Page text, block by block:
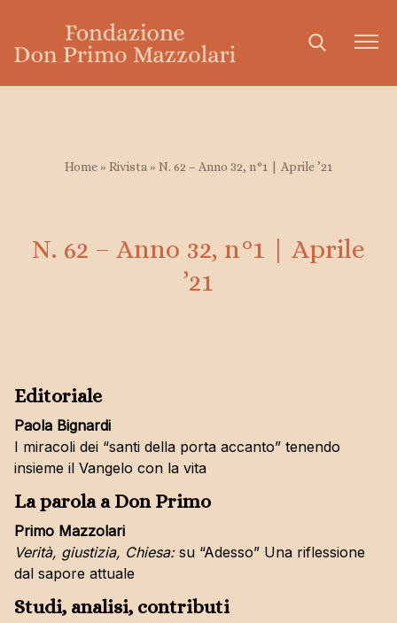
Breve storia della Fondazione
Biografia
Don Primo Mazzolari
La Chiesa
Comunicazione
Rivista Impegno
Eventi
Home » Rivista » N. 62 – Anno 32, n°1 | Aprile ’21
N. 62 – Anno 32, n°1 | Aprile
’21
Editoriale
Paola Bignardi
I miracoli dei “santi della porta accanto” tenendo
insieme il Vangelo con la vita
La parola a Don Primo
Primo Mazzolari
Verità, giustizia, Chiesa:su “Adesso” Una riflessione
dal sapore attuale
Studi, analisi, contributi